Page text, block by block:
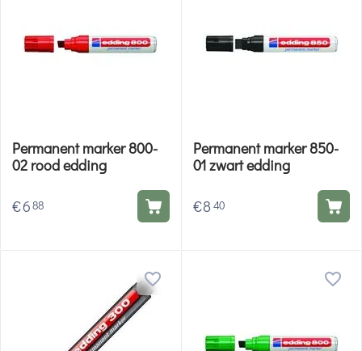
Permanent marker 800-
02 rood edding
€688
Permanent marker 850-
01 zwart edding
€8 40